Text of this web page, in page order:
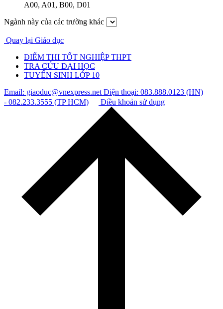
A00, A01, B00, D01
Ngành này của các trường khác
Quay lại Giáo dục
ĐIỂM THI TỐT NGHIỆP THPT
TRA CỨU ĐẠI HỌC
TUYỂN SINH LỚP 10
Email: giaoduc@vnexpress.netĐiện thoại: 083.888.0123 (HN)
- 082.233.3555 (TP HCM)
Điều khoản sử dụng